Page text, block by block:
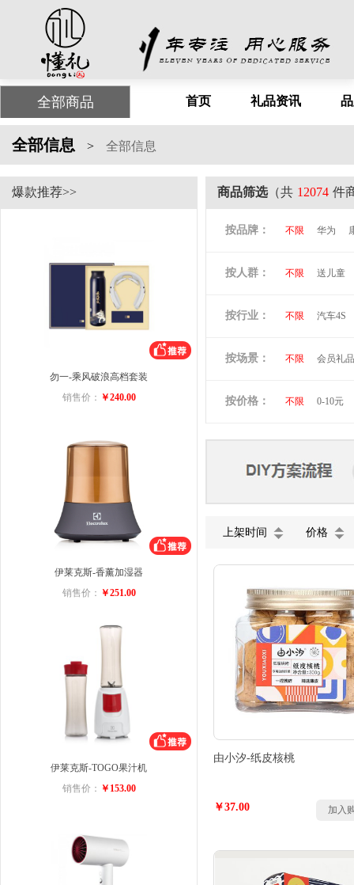
全部商品 首页 礼品资讯
全部信息 > 全部信息
爆款推荐>>
勿一-乘风破浪高档套装
销售价： ￥240.00
伊莱克斯-香薰加湿器
销售价： ￥251.00
伊莱克斯-TOGO果汁机
销售价： ￥153.00
商品筛选（共 12074 件
按品牌： 不限 华为
尚膳厨 墨森
小黄人 图拉斯
五芳斋 小罐茶
按人群： 不限 送儿童
按行业： 不限 汽车4S
按场景： 不限 会员礼品
按价格： 不限 0-10元
上架时间 价格
由小汐-纸皮核桃
￥37.00 加入